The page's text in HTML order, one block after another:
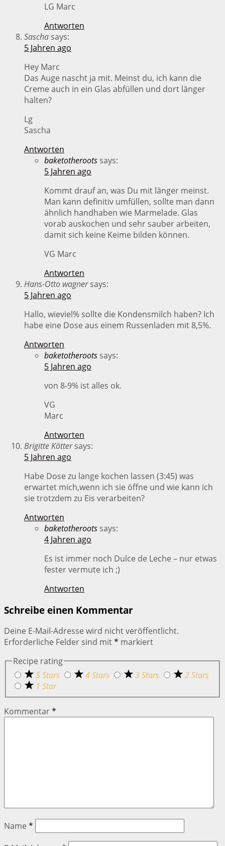
LG Marc
Antworten
Sascha says:
5 Jahren ago
Hey Marc
Das Auge nascht ja mit. Meinst du, ich kann die
Creme auch in ein Glas abfüllen und dort länger
halten?
Lg
Sascha
Antworten
baketotheroots says:
5 Jahren ago
Kommt drauf an, was Du mit länger meinst.
Man kann definitiv umfüllen, sollte man dann
ähnlich handhaben wie Marmelade. Glas
vorab auskochen und sehr sauber arbeiten,
damit sich keine Keime bilden können.
VG Marc
Antworten
Hans-Otto wagner says:
5 Jahren ago
Hallo, wieviel% sollte die Kondensmilch haben? Ich
habe eine Dose aus einem Russenladen mit 8,5%.
Antworten
baketotheroots says:
5 Jahren ago
von 8-9% ist alles ok.
VG
Marc
Antworten
Brigitte Kötter says:
5 Jahren ago
Habe Dose zu lange kochen lassen (3:45) was
erwartet mich,wenn ich sie öffne und wie kann ich
sie trotzdem zu Eis verarbeiten?
Antworten
baketotheroots says:
4 Jahren ago
Es ist immer noch Dulce de Leche – nur etwas
fester vermute ich ;)
Antworten
Schreibe einen Kommentar
Deine E-Mail-Adresse wird nicht veröffentlicht.
Erforderliche Felder sind mit* markiert
Recipe rating
5 Stars
4 Stars 3 Stars
2 Stars
1 Star
Kommentar*
Name *